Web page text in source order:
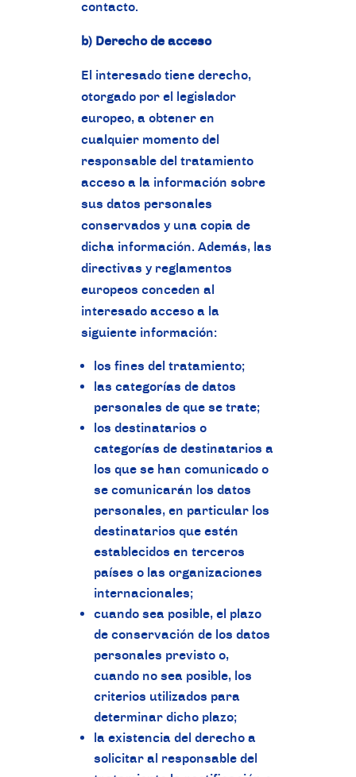
contacto.
b) Derecho de acceso
El interesado tiene derecho,
otorgado por el legislador
europeo, a obtener en
cualquier momento del
responsable del tratamiento
acceso a la información sobre
sus datos personales
conservados y una copia de
dicha información. Además, las
directivas y reglamentos
europeos conceden al
interesado acceso a la
siguiente información:
los fines del tratamiento;
las categorías de datos
personales de que se trate;
los destinatarios o
categorías de destinatarios a
los que se han comunicado o
se comunicarán los datos
personales, en particular los
destinatarios que estén
establecidos en terceros
países o las organizaciones
internacionales;
cuando sea posible, el plazo
de conservación de los datos
personales previsto o,
cuando no sea posible, los
criterios utilizados para
determinar dicho plazo;
la existencia del derecho a
solicitar al responsable del